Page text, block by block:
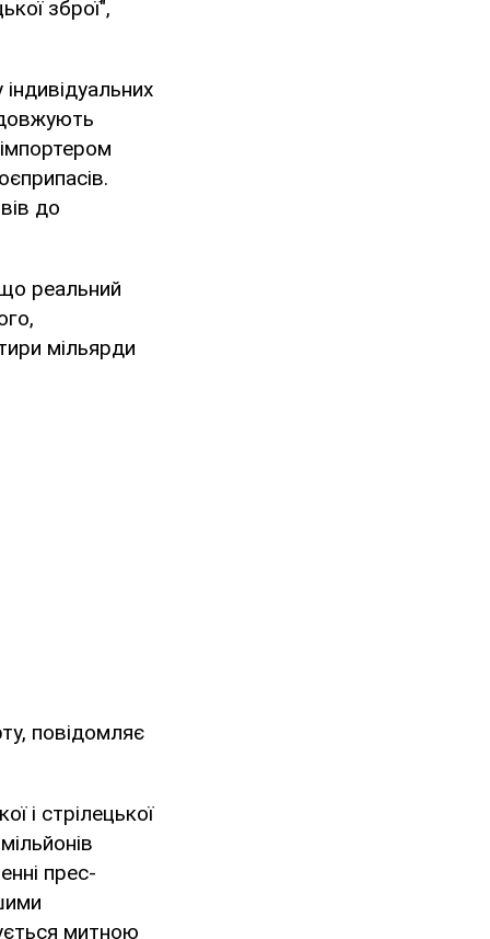
зброї",
до
реальний
мільярди
повідомляє
і стрілецької
прес-
митною